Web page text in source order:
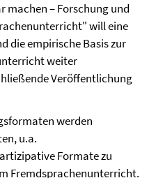
machen – Forschung und
will eine
die empirische Basis zur
weiter
Veröffentlichung
werden
u.a.
Formate zu
Fremdsprachenunterricht.